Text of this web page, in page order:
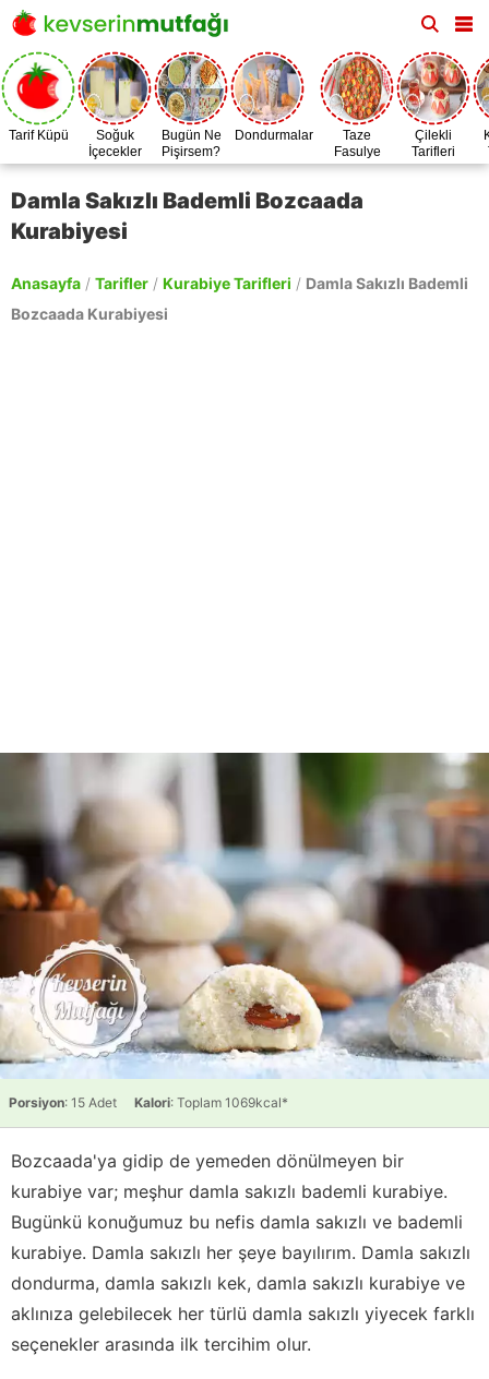
Tarif Küpü
Soğuk
İçecekler
Bugün Ne
Pişirsem?
Dondurmalar
Taze
Fasulye
Zamanı
Çilekli
Tarifleri
Damla Sakızlı Bademli Bozcaada
Kurabiyesi
Anasayfa / Tarifler / Kurabiye Tarifleri / Damla Sakızlı Bademli
Bozcaada Kurabiyesi
Porsiyon: 15 Adet Kalori: Toplam 1069kcal*
Bozcaada'ya gidip de yemeden dönülmeyen bir
kurabiye var; meşhur damla sakızlı bademli kurabiye.
Bugünkü konuğumuz bu nefis damla sakızlı ve bademli
kurabiye. Damla sakızlı her şeye bayılırım. Damla sakızlı
dondurma, damla sakızlı kek, damla sakızlı kurabiye ve
aklınıza gelebilecek her türlü damla sakızlı yiyecek farklı
seçenekler arasında ilk tercihim olur.